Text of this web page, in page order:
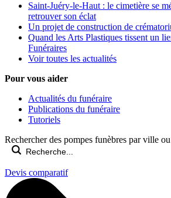
Saint-Juéry-le-Haut : le cimetière se
retrouver son éclat
Un projet de construction de
Quand les Arts Plastiques tissent un
Funéraires
Voir toutes les actualités
Pour vous aider
Actualités du funéraire
Publications du funéraire
Tutoriels
Rechercher des pompes funèbres par ville
Devis comparatif